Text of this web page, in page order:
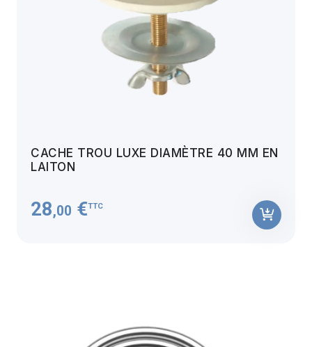
CACHE TROU LUXE DIAMÈTRE 40 MM EN
LAITON
28,00 €TTC